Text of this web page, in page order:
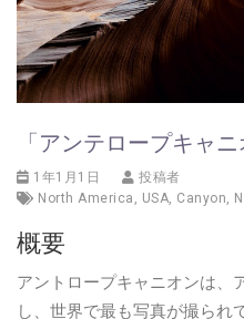
「アンテロープキャ
1年1月1日
投稿者
North America , USA, Canyon,
概要
アントロープキャニオンは、
し、世界で最も写真が撮られ